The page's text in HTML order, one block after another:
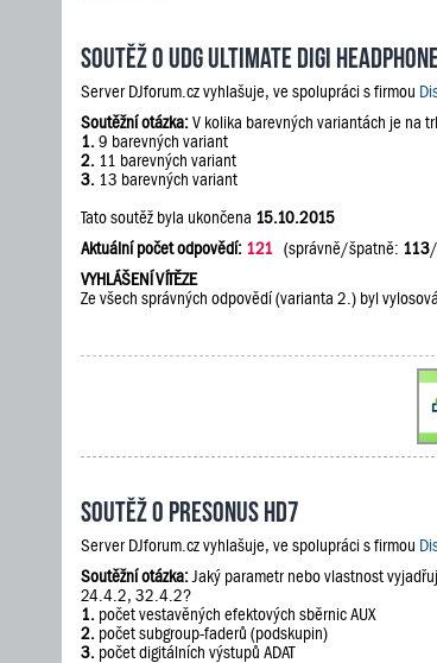
Soutěž o UDG Ultimate DIGI
Server DJforum.cz vyhlašuje, ve spolupráci s firmou
Soutěžní otázka:V kolika barevných variantách je na
1. 9 barevných variant
2. 11 barevných variant
3. 13 barevných variant
Tato soutěž byla ukončena 15.10.2015
Aktuální počet odpovědí: 121 (správně/špatně: 113/
VYHLÁŠENÍ VÍTĚZE
Ze všech správných odpovědí (varianta 2.) byl
Soutěž o PreSonus HD7
Server DJforum.cz vyhlašuje, ve spolupráci s firmou
Soutěžní otázka: Jaký parametr nebo vlastnost
24.4.2, 32.4.2?
1. počet vestavěných efektových sběrnic AUX
2. počet subgroup-faderů (podskupin)
3. počet digitálních výstupů ADAT